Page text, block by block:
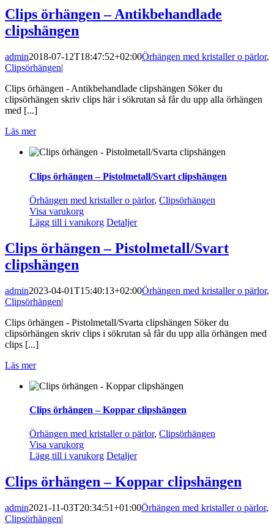
Clips örhängen – Antikbehandlade
clipshängen
admin2018-07-12T18:47:52+02:00Örhängen med kristaller o pärlor,
Clipsörhängen|
Clips örhängen - Antikbehandlade clipshängen Söker du
clipsörhängen skriv clips här i sökrutan så får du upp alla örhängen
med [...]
Läs mer
Clips örhängen – Pistolmetall/Svart clipshängen
Örhängen med kristaller o pärlor, Clipsörhängen
Visa varukorg
Lägg till i varukorg Detaljer
Clips örhängen – Pistolmetall/Svart
clipshängen
admin2023-04-01T15:40:13+02:00Örhängen med kristaller o pärlor,
Clipsörhängen|
Clips örhängen - Pistolmetall/Svarta clipshängen Söker du
clipsörhängen skriv clips i sökrutan så får du upp alla örhängen med
clips [...]
Läs mer
Clips örhängen – Koppar clipshängen
Örhängen med kristaller o pärlor, Clipsörhängen
Visa varukorg
Lägg till i varukorg Detaljer
Clips örhängen – Koppar clipshängen
admin2021-11-03T20:34:51+01:00Örhängen med kristaller o pärlor,
Clipsörhängen|